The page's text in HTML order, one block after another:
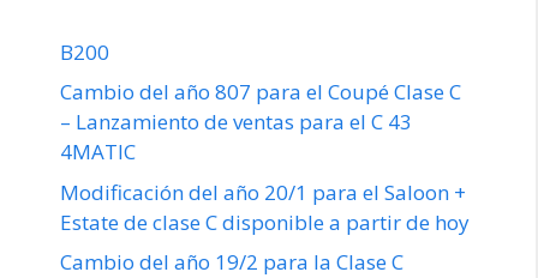
B200
Cambio del año 807 para el Coupé Clase C
– Lanzamiento de ventas para el C 43
4MATIC
Modificación del año 20/1 para el Saloon +
Estate de clase C disponible a partir de hoy
Cambio del año 19/2 para la Clase C